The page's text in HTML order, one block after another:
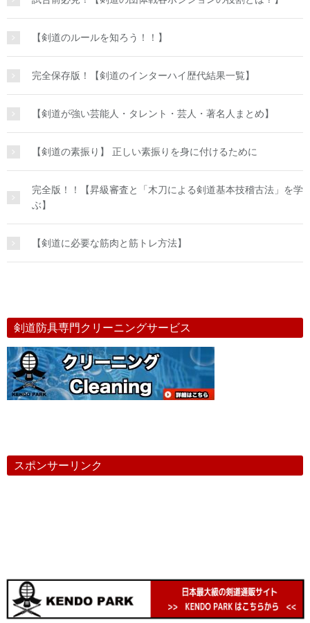
【剣道のルールを知ろう！！】
完全保存版！【剣道のインターハイ歴代結果一覧】
【剣道が強い芸能人・タレント・芸人・著名人まとめ】
【剣道の素振り】 正しい素振りを身に付けるために
完全版！！【昇級審査と「木刀による剣道基本技稽古法」を学
ぶ】
【剣道に必要な筋肉と筋トレ方法】
剣道防具専門クリーニングサービス
スポンサーリンク